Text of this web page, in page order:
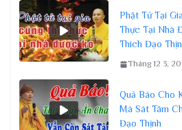
Phật Tử Tại
Thực Tại Nhà
Thích Đạo
Tháng 12 3,
Quả Báo Cho
Mà Sát Tâm
Đạo Thịnh